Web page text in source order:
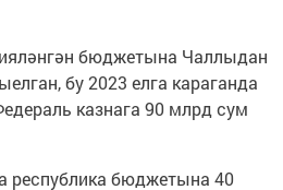
бюджетына Чаллыдан
бу 2023 елга караганда
казнага 90 млрд сум
республика бюджетына 40